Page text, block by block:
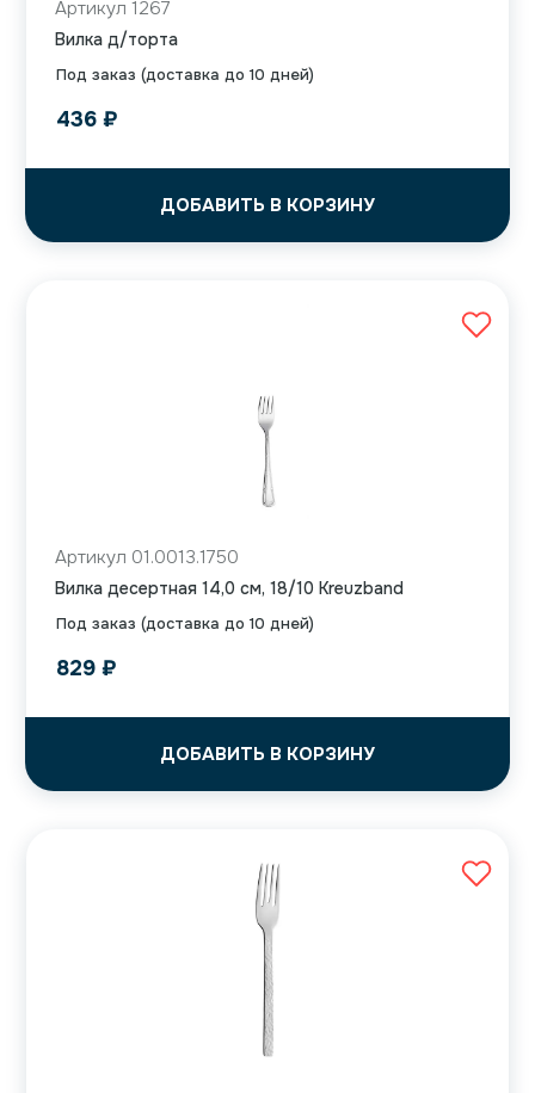
Под заказ (доставка до 10 дней)
Артикул 1267
Вилка д/торта
436 ₽
ДОБАВИТЬ В КОРЗИНУ
Под заказ (доставка до 10 дней)
Артикул 01.0013.1750
Вилка десертная 14,0 см, 18/10 Kreuzband
829 ₽
ДОБАВИТЬ В КОРЗИНУ